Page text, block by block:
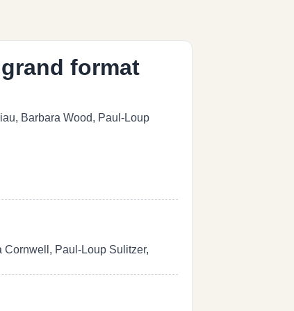
format
Barbara Wood, Paul-Loup
Cornwell, Paul-Loup Sulitzer,